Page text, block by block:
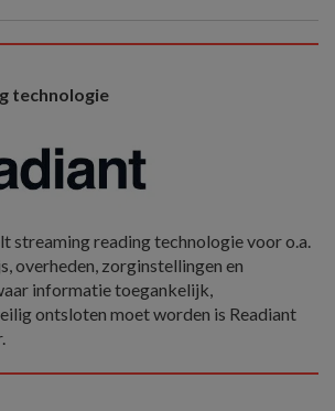
technologie
streaming reading technologie voor o.a.
overheden, zorginstellingen en
informatie toegankelijk,
ontsloten moet worden is Readiant